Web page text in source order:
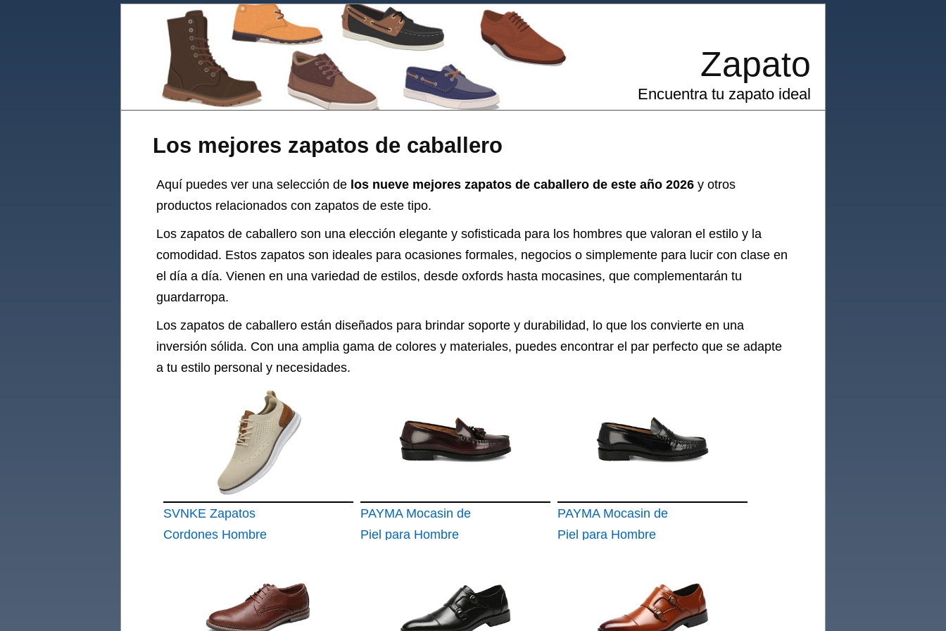
Los mejores zapatos de caballero
Zapato
Encuentra tu zapato ideal
Aquí puedes ver una selección de los nueve mejores zapatos de caballero de este año 2026 y otros
productos relacionados con zapatos de este tipo.
Los zapatos de caballero son una elección elegante y sofisticada para los hombres que valoran el estilo y la
comodidad. Estos zapatos son ideales para ocasiones formales, negocios o simplemente para lucir con clase en
el día a día. Vienen en una variedad de estilos, desde oxfords hasta mocasines, que complementarán tu
guardarropa.
Los zapatos de caballero están diseñados para brindar soporte y durabilidad, lo que los convierte en una
inversión sólida. Con una amplia gama de colores y materiales, puedes encontrar el par perfecto que se adapte
a tu estilo personal y necesidades.
SVNKE Zapatos
Cordones Hombre
PAYMA Mocasin de
Piel para Hombre
PAYMA Mocasin de
Piel para Hombre